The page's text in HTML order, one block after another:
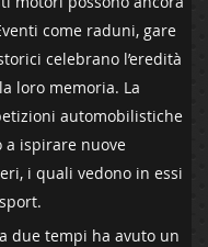
come raduni, gare
celebrano‌ l’eredità
loro memoria.​ La
automobilistiche
ispirare nuove
⁤i quali vedono in ⁣essi
due‌ tempi ha avuto un